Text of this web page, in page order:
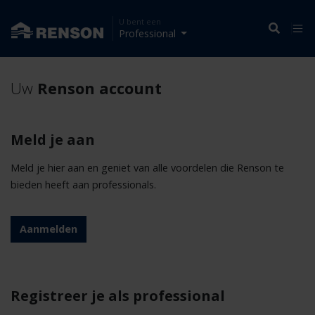
U bent een
Professional
Uw Renson account
Meld je aan
Meld je hier aan en geniet van alle voordelen die Renson te
bieden heeft aan professionals.
Aanmelden
Registreer je als professional